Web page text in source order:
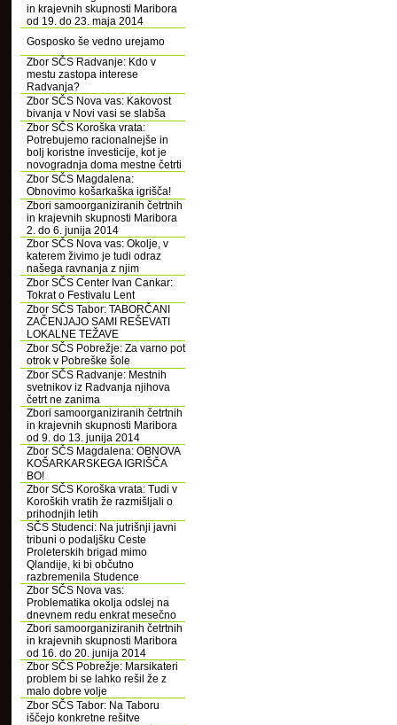
in krajevnih skupnosti Maribora
od 19. do 23. maja 2014
Gosposko še vedno urejamo
Zbor SČS Radvanje: Kdo v
mestu zastopa interese
Radvanja?
Zbor SČS Nova vas: Kakovost
bivanja v Novi vasi se slabša
Zbor SČS Koroška vrata:
Potrebujemo racionalnejše in
bolj koristne investicije, kot je
novogradnja doma mestne četrti
Zbor SČS Magdalena:
Obnovimo košarkaška igrišča!
Zbori samoorganiziranih četrtnih
in krajevnih skupnosti Maribora
2. do 6. junija 2014
Zbor SČS Nova vas: Okolje, v
katerem živimo je tudi odraz
našega ravnanja z njim
Zbor SČS Center Ivan Cankar:
Tokrat o Festivalu Lent
Zbor SČS Tabor: TABORČANI
ZAČENJAJO SAMI REŠEVATI
LOKALNE TEŽAVE
Zbor SČS Pobrežje: Za varno pot
otrok v Pobreške šole
Zbor SČS Radvanje: Mestnih
svetnikov iz Radvanja njihova
četrt ne zanima
Zbori samoorganiziranih četrtnih
in krajevnih skupnosti Maribora
od 9. do 13. junija 2014
Zbor SČS Magdalena: OBNOVA
KOŠARKARSKEGA IGRIŠČA
BO!
Zbor SČS Koroška vrata: Tudi v
Koroških vratih že razmišljali o
prihodnjih letih
SČS Studenci: Na jutrišnji javni
tribuni o podaljšku Ceste
Proleterskih brigad mimo
Qlandije, ki bi občutno
razbremenila Studence
Zbor SČS Nova vas:
Problematika okolja odslej na
dnevnem redu enkrat mesečno
Zbori samoorganiziranih četrtnih
in krajevnih skupnosti Maribora
od 16. do 20. junija 2014
Zbor SČS Pobrežje: Marsikateri
problem bi se lahko rešil že z
malo dobre volje
Zbor SČS Tabor: Na Taboru
iščejo konkretne rešitve